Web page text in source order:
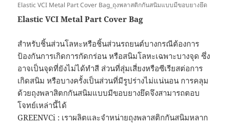
Elastic VCI Metal Part Cover Bag_ถุงพลาสติกกันสนิมแบบมีขอบยางยึด
Elastic VCI Metal Part Cover Bag
สำหรับชิ้นส่วนโลหะหรือชิ้นส่วนรถยนต์บางกรณีต้องการ
ป้องกันการเกิดการกัดกร่อน หรือสนิมโลหะเฉพาะบางจุด ซึ่ง
อาจเป็นจุดที่ยังไม่ได้ทำสี ส่วนที่สุ่มเสี่ยงหรือซีเรียสต่อการ
เกิดสนิม หรือบางครั้งเป็นส่วนที่มีรูปร่างไม่แน่นอน การคลุม
ด้วยถุงพลาสิตกกันสนิมแบบมีขอบยางยึดจึงสามารถตอบ
โจทย์เหล่านี้ได้
GREENVCi : เราผลิตและจำหน่ายถุงพลาสติกกันสนิมหลาก